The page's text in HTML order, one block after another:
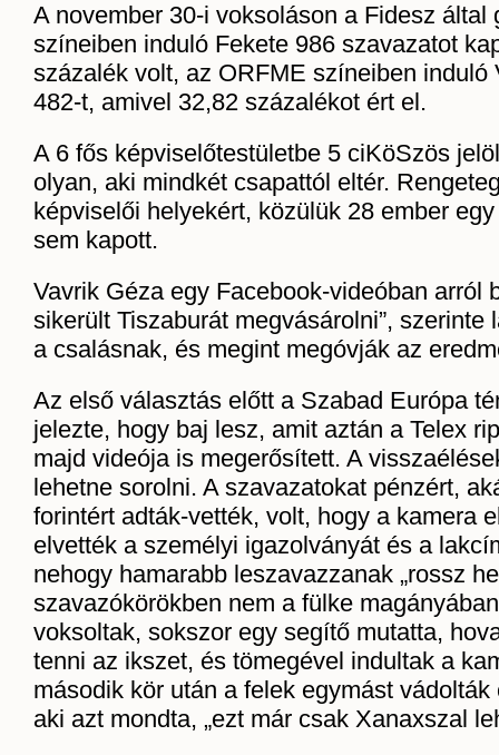
A november 30-i voksoláson a Fidesz által
színeiben induló Fekete 986 szavazatot
százalék volt, az ORFME színeiben induló
482-t, amivel 32,82 százalékot ért el.
A 6 fős képviselőtestületbe 5 ciKöSzös
olyan, aki mindkét csapattól eltér.
képviselői helyekért, közülük 28 ember
sem kapott.
Vavrik Géza egy Facebook-videóban arról
sikerült Tiszaburát megvásárolni”, szerinte
a csalásnak, és megint megóvják az
Az első választás előtt a Szabad Európa
jelezte, hogy baj lesz, amit aztán a Telex
majd videója is megerősített. A
lehetne sorolni. A szavazatokat pénzért,
forintért adták-vették, volt, hogy a kamera
elvették a személyi igazolványát és a
nehogy hamarabb leszavazzanak „rossz
szavazókörökben nem a fülke
voksoltak, sokszor egy segítő mutatta,
tenni az ikszet, és tömegével indultak a
második kör után a felek egymást
aki azt mondta, „ezt már csak Xanaxszal